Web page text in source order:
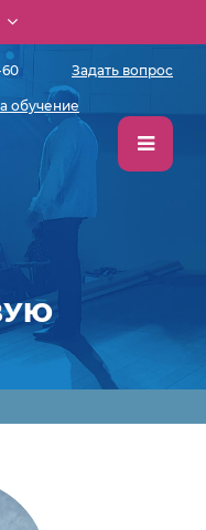
60 Задать вопрос
обучение